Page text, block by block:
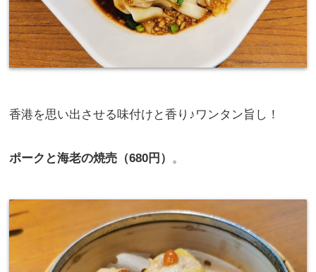
香港を思い出させる味付けと香り♪ワンタン旨し！
ポークと海老の焼売（680円） 。